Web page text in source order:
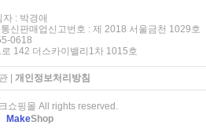
: 박경애
신판매업신고번호 : 제 2018 서울금천 1029호
0618
142 더스카이밸리1차 1015호
| 개인정보처리방침
쇼핑몰 All rights reserved.
MakeShop